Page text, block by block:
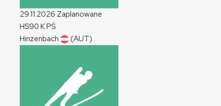
29.11.2026 Zaplanowane
HS90 KPŚ
Hinzenbach
(AUT)